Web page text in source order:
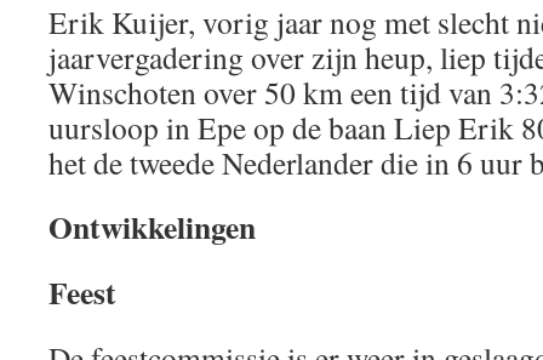
Erik Kuijer, vorig jaar nog met slecht
jaarvergadering over zijn heup, liep
Winschoten over 50 km een tijd van
uursloop in Epe op de baan Liep Erik
het de tweede Nederlander die in 6 uur
Ontwikkelingen
Feest